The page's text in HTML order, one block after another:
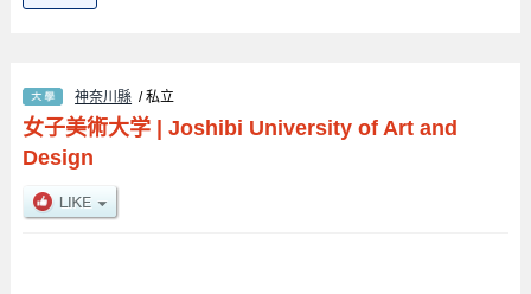
神奈川縣 / 私立
女子美術大学| Joshibi University of Art and
Design